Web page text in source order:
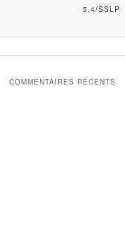
5.4/SSLP
COMMENTAIRES RÉCENTS